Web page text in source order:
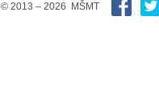
© 2013 – 2026 MŠMT